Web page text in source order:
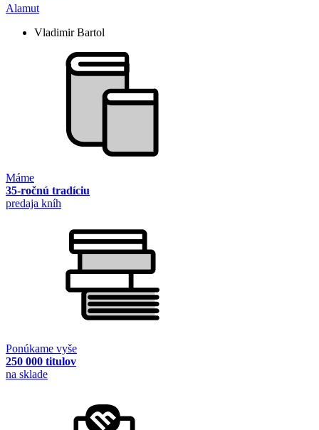
Alamut
Vladimir Bartol
Máme
35-ročnú tradíciu
predaja kníh
Ponúkame vyše
250 000 titulov
na sklade